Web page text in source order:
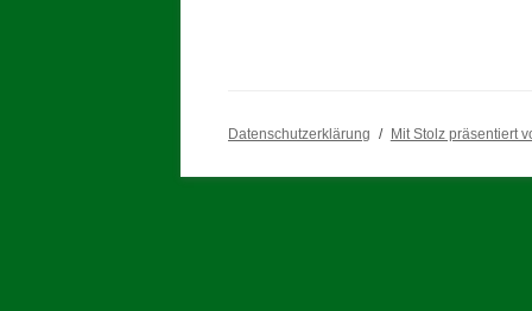
Datenschutzerklärung Mit Stolz präsentiert